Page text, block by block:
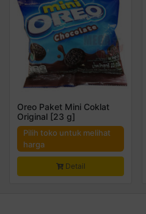
Oreo Paket Mini Coklat
Original [23 g]
Pilih toko untuk melihat
harga
Detail